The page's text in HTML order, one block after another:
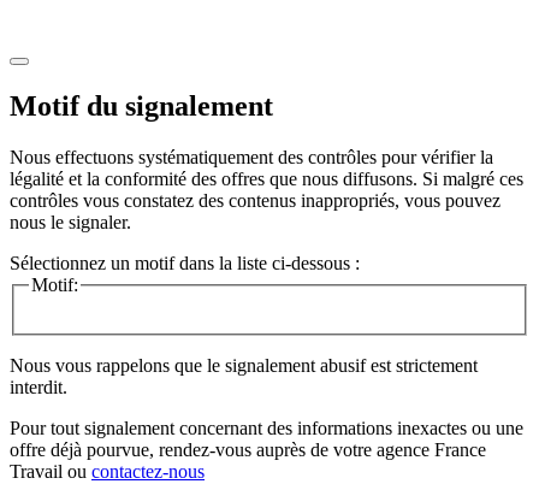
Motif du signalement
Nous effectuons systématiquement des contrôles pour vérifier la
légalité et la conformité des offres que nous diffusons. Si malgré ces
contrôles vous constatez des contenus inappropriés, vous pouvez
nous le signaler.
Sélectionnez un motif dans la liste ci-dessous :
Motif:
Nous vous rappelons que le signalement abusif est strictement
interdit.
Pour tout signalement concernant des informations inexactes ou une
offre déjà pourvue, rendez-vous auprès de votre agence France
Travail ou contactez-nous